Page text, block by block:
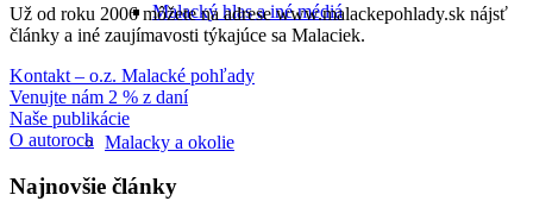
Malacký hlas a iné médiá
Malacky a okolie
Už od roku 2006 môžete na adrese www.malackepohlady.sk nájsť
články a iné zaujímavosti týkajúce sa Malaciek.
Kontakt – o.z. Malacké pohľady
Venujte nám 2 % z daní
Naše publikácie
O autoroch
Najnovšie články